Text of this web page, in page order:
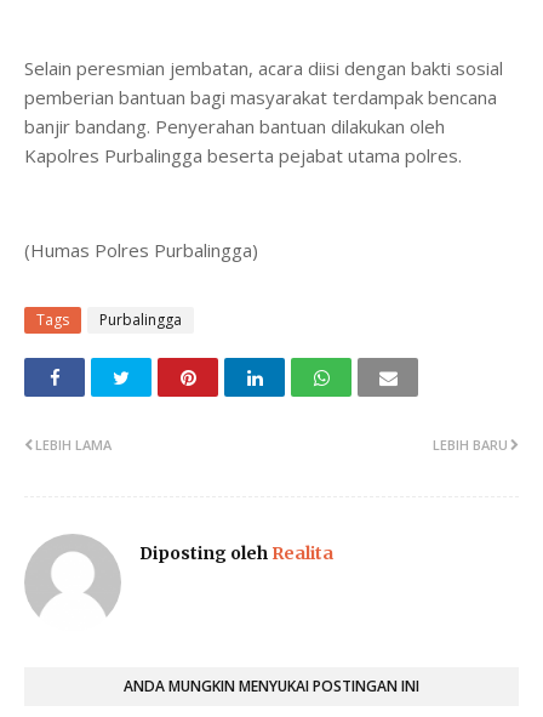
Selain peresmian jembatan, acara diisi dengan bakti sosial
pemberian bantuan bagi masyarakat terdampak bencana
banjir bandang. Penyerahan bantuan dilakukan oleh
Kapolres Purbalingga beserta pejabat utama polres.
(Humas Polres Purbalingga)
Tags Purbalingga
LEBIH BARU
LEBIH LAMA
Diposting oleh Realita
ANDA MUNGKIN MENYUKAI POSTINGAN INI